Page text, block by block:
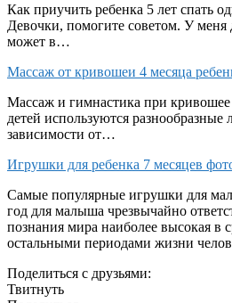
Как приучить ребенка 5 лет спать
Девочки, помогите советом. У меня
может в…
Массаж от кривошеи 4 месяца
Массаж и гимнастика при
детей используются
зависимости от…
Игрушки для ребенка 7 месяцев
Самые популярные игрушки для
год для малыша чрезвычайно
познания мира наиболее высокая в
остальными периодами жизни
Поделиться с друзьями:
Твитнуть